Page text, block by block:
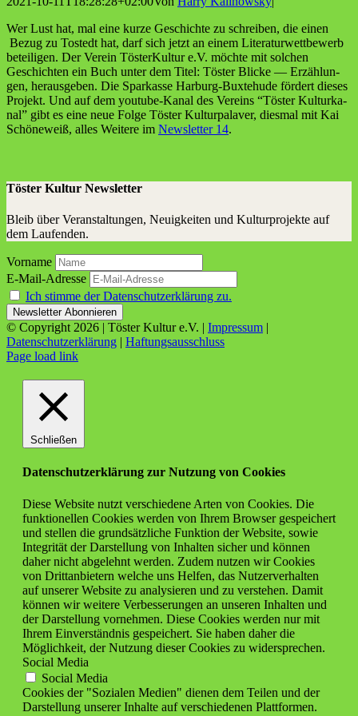
Wer Lust hat, mal eine kur­ze Geschich­te zu schrei­ben, die einen
Bezug zu Tostedt hat, darf sich jetzt an einem Lite­ra­tur­wett­be­werb
betei­li­gen. Der Ver­ein Tös­ter­Kul­tur e.V. möch­te mit sol­chen
Geschich­ten ein Buch unter dem Titel: Tös­ter Bli­cke — Erzäh­lun­
gen, her­aus­ge­ben. Die Spar­kas­se Har­burg-Bux­te­hu­de för­dert die­ses
Pro­jekt. Und auf dem you­tube-Kanal des Ver­eins “Tös­ter Kul­tur­ka­
nal” gibt es eine neue Fol­ge Tös­ter Kul­tur­pa­la­ver, dies­mal mit Kai
Schö­ne­weiß, alles Wei­te­re im News­let­ter 14.
Töster Kultur Newsletter
Bleib über Veranstaltungen, Neuigkeiten und Kulturprojekte auf
dem Laufenden.
Vorname
E-Mail-Adresse
Ich stimme der Datenschutzerklärung zu.
© Copyright 2026 | Töster Kultur e.V. | Impressum |
Datenschutzerklärung | Haftungsausschluss
Facebook
X
Instagram
YouTube
Page load link
Schließen
Datenschutzerklärung zur Nutzung von Cookies
Diese Website nutzt verschiedene Arten von Cookies. Die
funktionellen Cookies werden von Ihrem Browser gespeichert
und stellen die grundsätzliche Funktion der Website, sowie
Integrität der Darstellung von Inhalten sicher und können
daher nicht abgelehnt werden. Zudem nutzen wir Cookies
von Drittanbietern welche uns Helfen, das Nutzerverhalten
auf unserer Website zu analysieren und zu verstehen. Damit
können wir weitere Verbesserungen an unseren Inhalten und
der Darstellung vornehmen. Diese Cookies werden nur mit
Ihrem Einverständnis gespeichert. Sie haben daher die
Möglichkeit, der Nutzung dieser Cookies zu widersprechen.
Social Media
Social Media
Cookies der "Sozialen Medien" dienen dem Teilen und der
Darstellung unserer Inhalte auf verschiedenen Plattformen.